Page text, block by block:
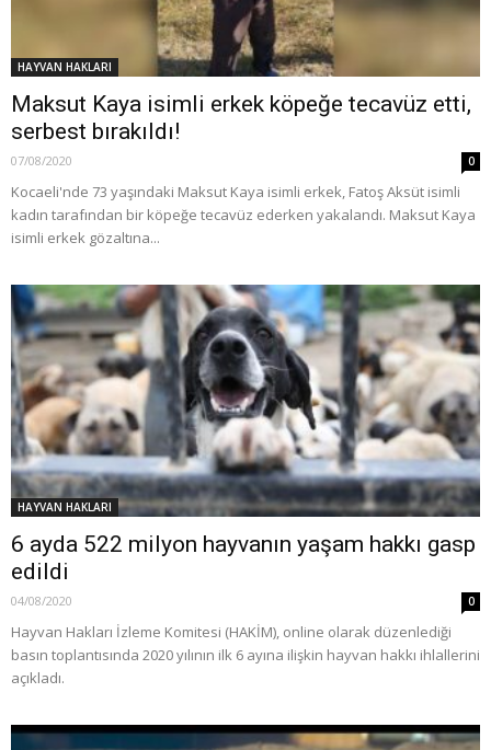
HAYVAN HAKLARI
Maksut Kaya isimli erkek köpeğe tecavüz etti,
serbest bırakıldı!
07/08/2020 0
Kocaeli'nde 73 yaşındaki Maksut Kaya isimli erkek, Fatoş Aksüt isimli
kadın tarafından bir köpeğe tecavüz ederken yakalandı. Maksut Kaya
isimli erkek gözaltına...
HAYVAN HAKLARI
6 ayda 522 milyon hayvanın yaşam hakkı gasp
edildi
04/08/2020 0
Hayvan Hakları İzleme Komitesi (HAKİM), online olarak düzenlediği
basın toplantısında 2020 yılının ilk 6 ayına ilişkin hayvan hakkı ihlallerini
açıkladı.